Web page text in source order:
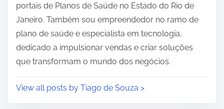
e
portais de Planos de Saúde no Estado do Rio de
Janeiro. Também sou empreendedor no ramo de
plano de saúde e especialista em tecnologia,
dedicado a impulsionar vendas e criar soluções
que transformam o mundo dos negócios.
View all posts by Tiago de Souza >